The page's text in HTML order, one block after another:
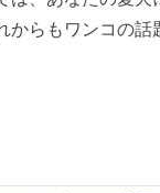
からもワンコの話